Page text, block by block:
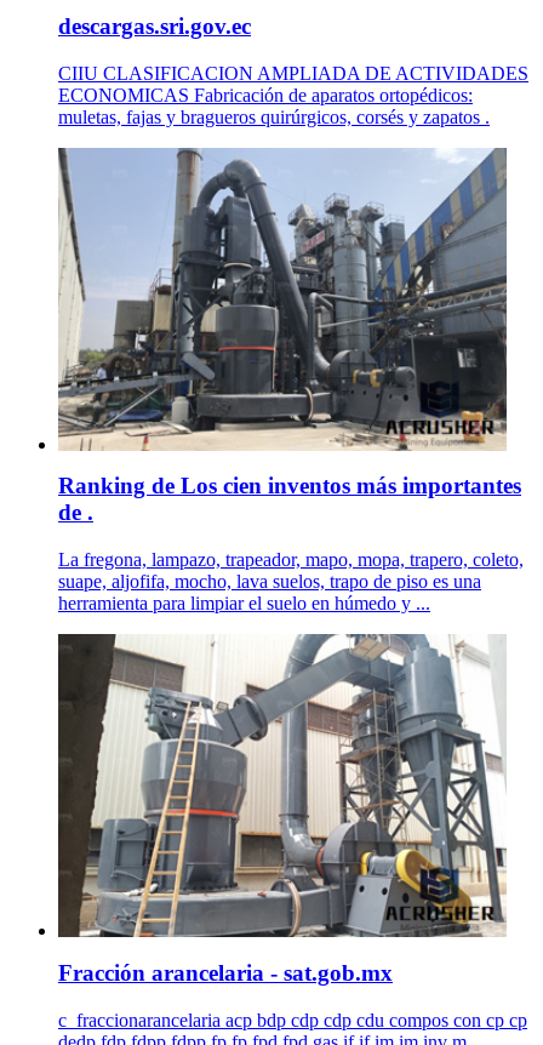
descargas.sri.gov.ec
CIIU CLASIFICACION AMPLIADA DE ACTIVIDADES
ECONOMICAS Fabricación de aparatos ortopédicos:
muletas, fajas y bragueros quirúrgicos, corsés y zapatos .
Ranking de Los cien inventos más importantes
de .
La fregona, lampazo, trapeador, mapo, mopa, trapero, coleto,
suape, aljofifa, mocho, lava suelos, trapo de piso es una
herramienta para limpiar el suelo en húmedo y ...
Fracción arancelaria - sat.gob.mx
c_fraccionarancelaria acp bdp cdp cdp cdu compos con cp cp